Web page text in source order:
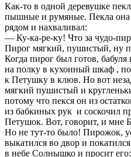
Как-то в одной деревушке
пышные и румяные. Пекла она
рядом и нахваливал:
— Ку-ка-ре-ку! Что за чудо-
Пирог мягкий, пушистый, ну
Когда пирог был готов,
на полку в кухонный шкаф ,
к Петушку в клюв. Но вот
мягкий пушистый и
потому что пекся он из
из бабкиных рук и соскочил
Петушок. Вот, говорит, и мне
Но не тут-то было! Пирожок,
выкатился во двор и
в небе Солнышко и просит его: